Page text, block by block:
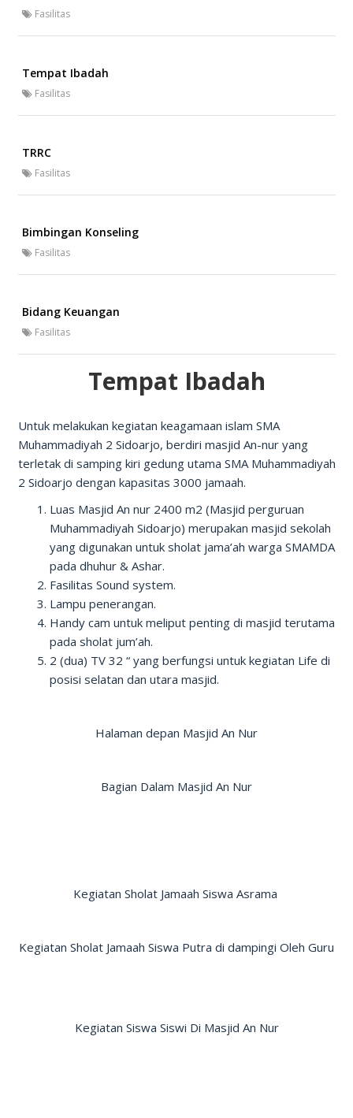
Fasilitas
Tempat Ibadah
Fasilitas
TRRC
Fasilitas
Bimbingan Konseling
Fasilitas
Bidang Keuangan
Fasilitas
Tempat Ibadah
Untuk melakukan kegiatan keagamaan islam SMA
Muhammadiyah 2 Sidoarjo, berdiri masjid An-nur yang
terletak di samping kiri gedung utama SMA Muhammadiyah
2 Sidoarjo dengan kapasitas 3000 jamaah.
Luas Masjid An nur 2400 m2 (Masjid perguruan
Muhammadiyah Sidoarjo) merupakan masjid sekolah
yang digunakan untuk sholat jama’ah warga SMAMDA
pada dhuhur & Ashar.
Fasilitas Sound system.
Lampu penerangan.
Handy cam untuk meliput penting di masjid terutama
pada sholat jum’ah.
2 (dua) TV 32 “ yang berfungsi untuk kegiatan Life di
posisi selatan dan utara masjid.
Halaman depan Masjid An Nur
Bagian Dalam Masjid An Nur
Kegiatan Sholat Jamaah Siswa Asrama
Kegiatan Sholat Jamaah Siswa Putra di dampingi Oleh Guru
Kegiatan Siswa Siswi Di Masjid An Nur